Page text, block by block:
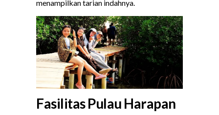
menampilkan tarian indahnya.
Fasilitas Pulau Harapan